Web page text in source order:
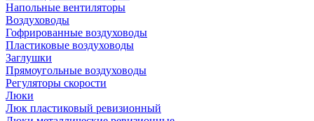
Напольные вентиляторы
Воздуховоды
Гофрированные воздуховоды
Пластиковые воздуховоды
Заглушки
Прямоугольные воздуховоды
Регуляторы скорости
Люки
Люк пластиковый ревизионный